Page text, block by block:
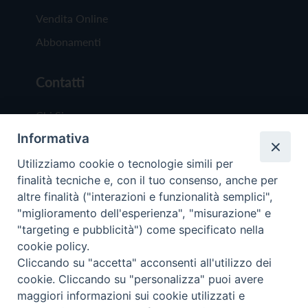
Vendita Online
Abbonamenti
Contatti
Chi Siamo
Redazione
Scrivici
Copyright © 2019 - Tutti i diritti riservati - Vita
Trentina Editrice
Privacy Policy
Informativa
Utilizziamo cookie o tecnologie simili per
finalità tecniche e, con il tuo consenso, anche per
altre finalità ("interazioni e funzionalità semplici",
"miglioramento dell'esperienza", "misurazione" e
"targeting e pubblicità") come specificato nella
cookie policy.
Cliccando su "accetta" acconsenti all'utilizzo dei
cookie. Cliccando su "personalizza" puoi avere
maggiori informazioni sui cookie utilizzati e